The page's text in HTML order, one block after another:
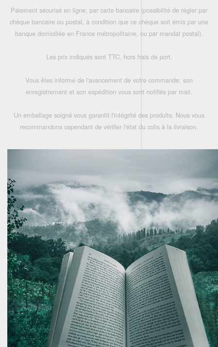
Paiement sécurisé en ligne, par carte bancaire (possibilité de régler par
chèque bancaire ou postal, à condition que ce chèque soit émis par une
banque domiciliée en France métropolitaine, ou par mandat postal),
Les prix indiqués sont TTC, hors frais de port,
Vous êtes informé de l'avancement de votre commande: son
enregistrement et son expédition vous sont notifiés par mail.
Un emballage soigné vous garantit l'intégrité des produits. Nous vous
recommandons cependant de vérifier l'état du colis à la livraison.